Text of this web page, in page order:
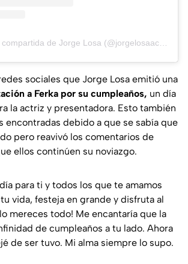
Una publicación compartida de Jorge Losa (@jorgelosaactor)
sociales que Jorge Losa emitió una
a Ferka por su cumpleaños, un día
la actriz y presentadora. Esto también
encontradas debido a que se sabía que
pero reavivó los comentarios de
ellos continúen su noviazgo.
para ti y todos los que te amamos
vida, festeja en grande y disfruta al
mereces todo! Me encantaría que la
de cumpleaños a tu lado. Ahora
de ser tuvo. Mi alma siempre lo supo.